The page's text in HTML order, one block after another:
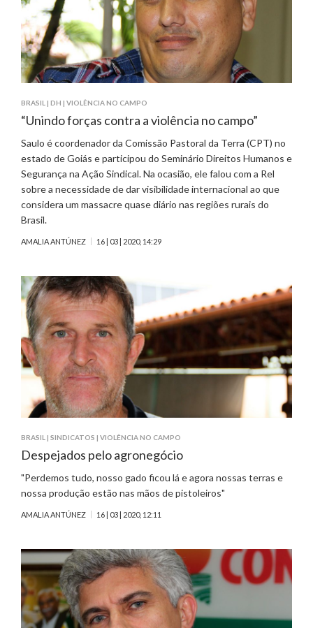
BRASIL | DH | VIOLÊNCIA NO CAMPO
“Unindo forças contra a violência no campo”
Saulo é coordenador da Comissão Pastoral da Terra (CPT) no
estado de Goiás e participou do Seminário Direitos Humanos e
Segurança na Ação Sindical. Na ocasião, ele falou com a Rel
sobre a necessidade de dar visibilidade internacional ao que
considera um massacre quase diário nas regiões rurais do
Brasil.
AMALIA ANTÚNEZ 16 | 03 | 2020, 14:29
BRASIL| SINDICATOS | VIOLÊNCIA NO CAMPO
Despejados pelo agronegócio
"Perdemos tudo, nosso gado ficou lá e agora nossas terras e
nossa produção estão nas mãos de pistoleiros"
AMALIA ANTÚNEZ 16 | 03 | 2020, 12:11